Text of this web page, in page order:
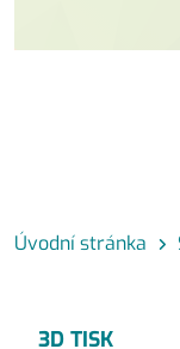
Úvodní stránka
3D TISK